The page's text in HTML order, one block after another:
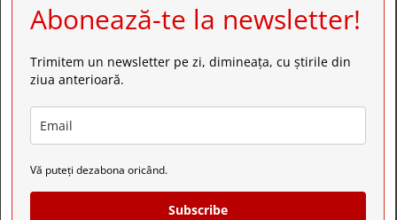
Abonează-te la newsletter!
Trimitem un newsletter pe zi, dimineața, cu știrile din
ziua anterioară.
Vă puteți dezabona oricând.
Subscribe